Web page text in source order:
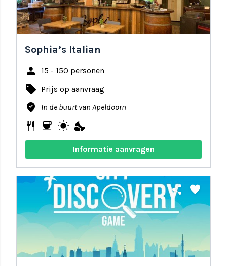
Sophia’s Italian
person 15 - 150 personen
local_offer Prijs op aanvraag
where_to_vote In de buurt van Apeldoorn
restaurant coffee wb_sunny nights_stay
Informatie aanvragen
share favorite